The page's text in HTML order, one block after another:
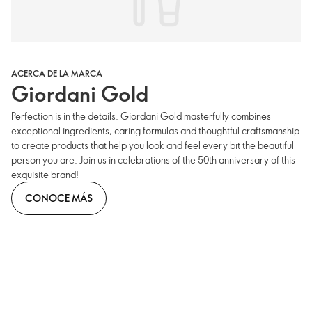
ACERCA DE LA MARCA
Giordani Gold
Perfection is in the details. Giordani Gold masterfully combines
exceptional ingredients, caring formulas and thoughtful craftsmanship
to create products that help you look and feel every bit the beautiful
person you are. Join us in celebrations of the 50th anniversary of this
exquisite brand!
CONOCE MÁS